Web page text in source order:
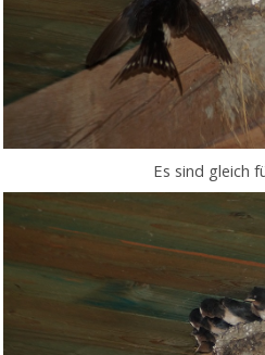
Es sind gleich